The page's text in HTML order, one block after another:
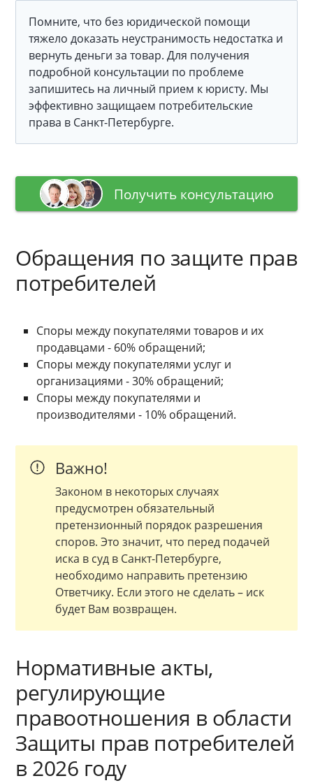
Помните, что без юридической помощи
тяжело доказать неустранимость недостатка и
вернуть деньги за товар. Для получения
подробной консультации по проблеме
запишитесь на личный прием к юристу. Мы
эффективно защищаем потребительские
права в Санкт-Петербурге.
Получить консультацию
Обращения по защите прав
потребителей
Споры между покупателями товаров и их
продавцами - 60% обращений;
Споры между покупателями услуг и
организациями - 30% обращений;
Споры между покупателями и
производителями - 10% обращений.
Важно!
Законом в некоторых случаях
предусмотрен обязательный
претензионный порядок разрешения
споров. Это значит, что перед подачей
иска в суд в Санкт-Петербурге,
необходимо направить претензию
Ответчику. Если этого не сделать – иск
будет Вам возвращен.
Нормативные акты,
регулирующие
правоотношения в области
Защиты прав потребителей
в 2026 году